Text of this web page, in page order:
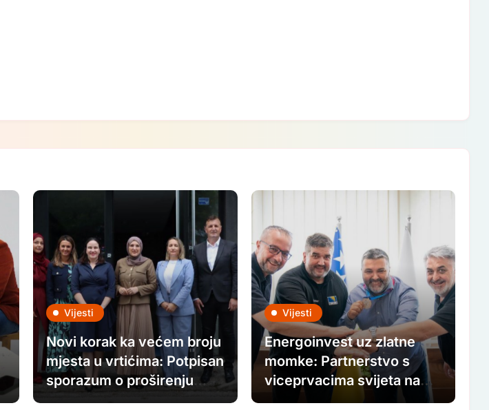
Vijesti
Novi korak ka većem broju
mjesta u vrtićima: Potpisan
sporazum o proširenju
kapaciteta JU „Djeca
Vijesti
Energoinvest uz zlatne
momke: Partnerstvo s
viceprvacima svijeta na
putu ka Paraolimpijskim